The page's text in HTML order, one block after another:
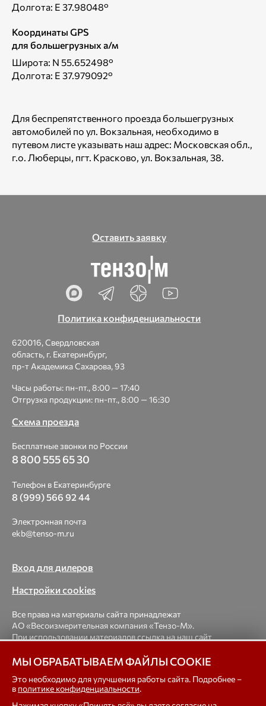
Долгота: E 37.98048°
Координаты GPS
для большегрузных а/м
Широта: N 55.652498°
Долгота: E 37.979092°
Для беспрепятственного проезда большегрузных
автомобилей по ул. Вокзальная, необходимо в
путевом листе указывать наш адрес: Московская обл.,
г.о. Люберцы, пгт. Красково, ул. Вокзальная, 38.
Оставить заявку
Политика конфиденциальности
620016, Свердловская
область, г. Екатеринбург,
пр-т Академика Сахарова, 93
Часы работы: пн-пт., 8:00 — 17:40
Отгрузка продукции: пн-пт., 8:00 — 16:30
Схема проезда
Бесплатные звонки по России
8 800 555 65 30
Телефон в Екатеринбурге
8 (999) 566 92 44
Электронная почта
ekb@tenso-m.ru
Вход для дилеров
Настройки cookies
Все права на материалы сайта принадлежат
АО «Весоизмерительная компания «Тензо-М».
При использовании материалов ссылка на наш сайт
© 1998-2026 Весоизмерительная компания «Тензо-М» —
платформенные, крановые, вагонные, бункерные,
автомобильные весы, весовые дозаторы для фасовки,
МЫ ОБРАБАТЫВАЕМ ФАЙЛЫ COOKIE
Это необходимо для улучшения работы сайта. Подробнее –
в политике конфиденциальности.